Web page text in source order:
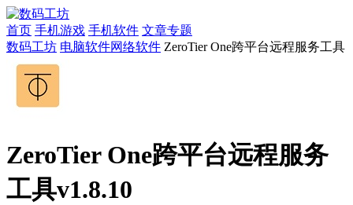
首页 手机游戏 手机软件 文章专题
数码工坊 电脑软件网络软件 ZeroTier One跨平台远程服务工具
ZeroTier One跨平台远程服务
工具v1.8.10